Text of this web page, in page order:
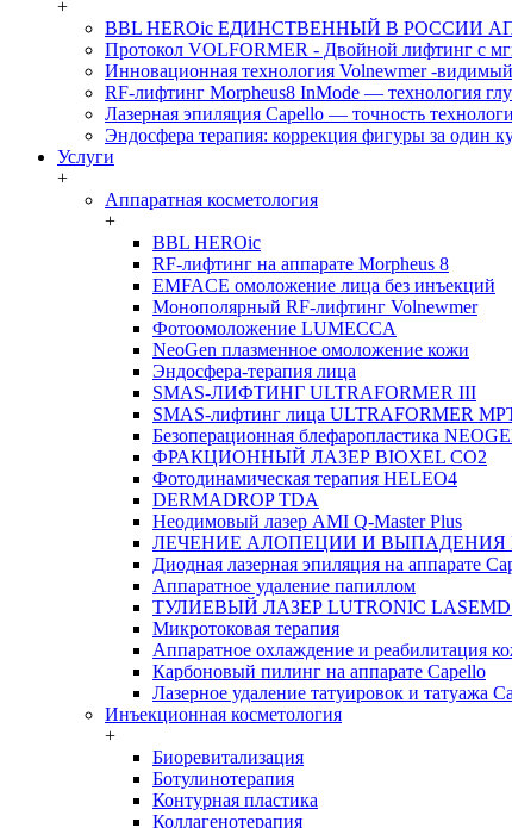
+
BBL HEROic ЕДИНСТВЕННЫЙ В РОССИИ
Протокол VOLFORMER - Двойной лифтинг с
Инновационная технология Volnewmer -видимый
RF-лифтинг Morpheus8 InMode — технология
Лазерная эпиляция Capello — точность
Эндосфера терапия: коррекция фигуры за один
Услуги
+
Аппаратная косметология
+
BBL HEROic
RF-лифтинг на аппарате Morpheus 8
EMFACE омоложение лица без инъекций
Монополярный RF-лифтинг Volnewmer
Фотоомоложение LUMECCA
NeoGen плазменное омоложение кожи
Эндосфера-терапия лица
SMAS-ЛИФТИНГ ULTRAFORMER III
SMAS-лифтинг лица ULTRAFORMER
Безоперационная блефаропластика
ФРАКЦИОННЫЙ ЛАЗЕР BIOXEL CO2
Фотодинамическая терапия HELEO4
DERMADROP TDA
Неодимовый лазер AMI Q-Master Plus
ЛЕЧЕНИЕ АЛОПЕЦИИ И ВЫПАДЕНИЯ
Диодная лазерная эпиляция на аппарате
Аппаратное удаление папиллом
ТУЛИЕВЫЙ ЛАЗЕР LUTRONIC LASEMD
Микротоковая терапия
Аппаратное охлаждение и реабилитация
Карбоновый пилинг на аппарате Capello
Лазерное удаление татуировок и татуажа
Инъекционная косметология
+
Биоревитализация
Ботулинотерапия
Контурная пластика
Коллагенотерапия